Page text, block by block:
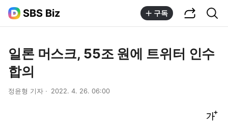
SBS Biz 구독
일론 머스크, 55조 원에 트위터 인수
합의
정윤형 기자 2022. 4. 26. 06:00